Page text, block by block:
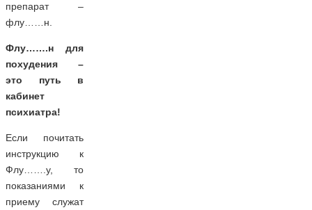
препарат –
флу……н.
Флу…….н для
похудения –
это путь в
кабинет
психиатра!
Если почитать
инструкцию к
Флу…….у, то
показаниями к
приему служат